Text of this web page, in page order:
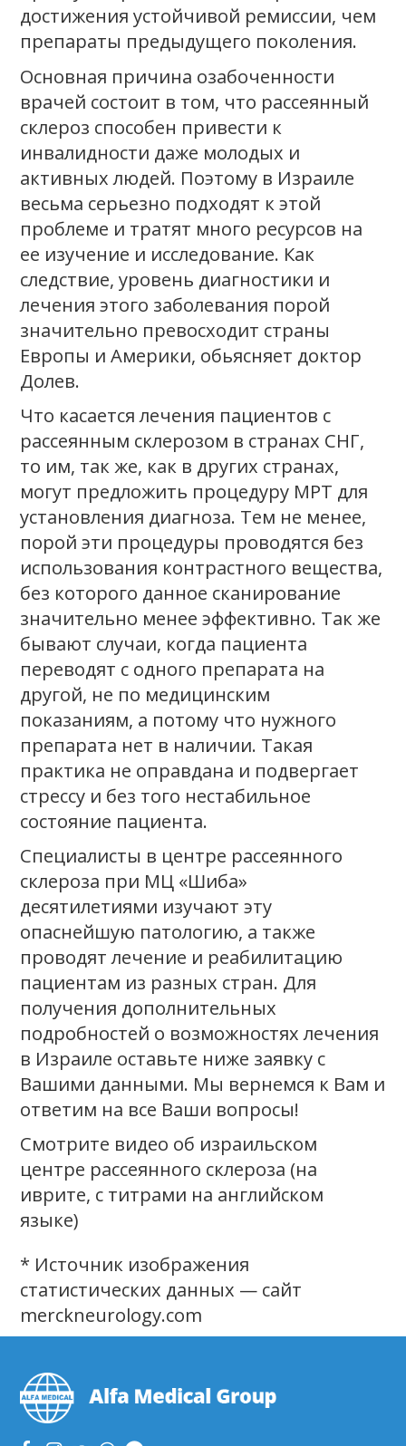
достижения устойчивой ремиссии, чем
препараты предыдущего поколения.
Основная причина озабоченности
врачей состоит в том, что рассеянный
склероз способен привести к
инвалидности даже молодых и
активных людей. Поэтому в Израиле
весьма серьезно подходят к этой
проблеме и тратят много ресурсов на
ее изучение и исследование. Как
следствие, уровень диагностики и
лечения этого заболевания порой
значительно превосходит страны
Европы и Америки, обьясняет доктор
Долев.
Что касается лечения пациентов с
рассеянным склерозом в странах СНГ,
то им, так же, как в других странах,
могут предложить процедуру МРТ для
установления диагноза. Тем не менее,
порой эти процедуры проводятся без
использования контрастного вещества,
без которого данное сканирование
значительно менее эффективно. Так же
бывают случаи, когда пациента
переводят с одного препарата на
другой, не по медицинским
показаниям, а потому что нужного
препарата нет в наличии. Такая
практика не оправдана и подвергает
стрессу и без того нестабильное
состояние пациента.
Специалисты в центре рассеянного
склероза при МЦ «Шиба»
десятилетиями изучают эту
опаснейшую патологию, а также
проводят лечение и реабилитацию
пациентам из разных стран. Для
получения дополнительных
подробностей о возможностях лечения
в Израиле оставьте ниже заявку с
Вашими данными. Мы вернемся к Вам и
ответим на все Ваши вопросы!
Смотрите видео об израильском
центре рассеянного склероза (на
иврите, с титрами на английском
языке)
* Источник изображения
статистических данных — сайт
merckneurology.com
Footer